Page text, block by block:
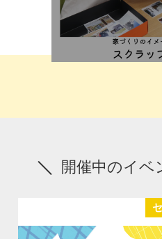
開催中のイベ